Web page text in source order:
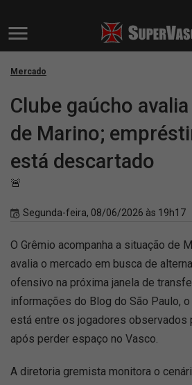
Mercado
Clube gaúcho
de Marino;
está descartado
🚨
Segunda-feira, 08/06/2026 às 19h17
O Grêmio acompanha a situação de
avalia o mercado em busca de
ofensivo na próxima janela de
informações do Blog do São Paulo,
está entre os jogadores observados
após perder espaço no Vasco.
A diretoria gremista monitora o